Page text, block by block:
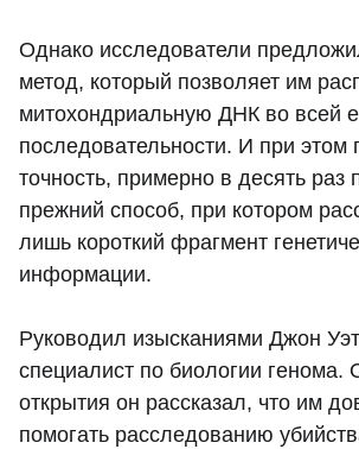
Однако исследователи
метод, который позволяет им
митохондриальную ДНК во всей
последовательности. И при этом
точность, примерно в десять
прежний способ, при котором
лишь короткий фрагмент
информации.
Руководил изысканиями Джон
специалист по биологии генома.
открытия он рассказал, что им
помогать расследованию